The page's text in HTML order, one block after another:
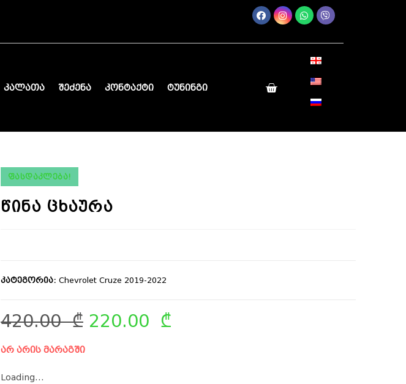
კალათა შეძენა კონტაქტი ტუნინგი
ᲤᲐᲡᲓᲐᲙᲚᲔᲑᲐ!
წინა ცხაურა
კატეგორია: Chevrolet Cruze 2019-2022
420.00₾ 220.00 ₾
არ არის მარაგში
Loading...